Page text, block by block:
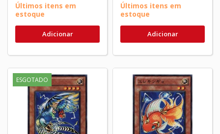
Últimos itens em
estoque
Adicionar
Últimos itens em
estoque
Adicionar
ESGOTADO